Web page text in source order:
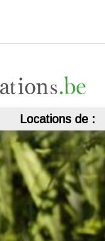
Locations de :